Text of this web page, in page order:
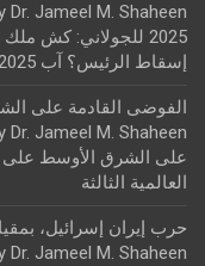
2025 للجولاني: كش ملك
إسقاط الرئيس؟ آب 2025
على الشرق الأوسط على
العالمية الثالثة